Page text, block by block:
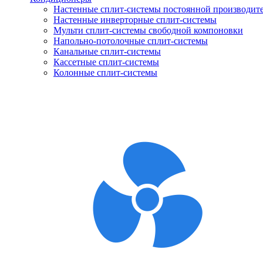
Настенные сплит-системы постоянной
Настенные инверторные сплит-системы
Мульти сплит-системы свободной компоновки
Напольно-потолочные сплит-системы
Канальные сплит-системы
Кассетные сплит-системы
Колонные сплит-системы